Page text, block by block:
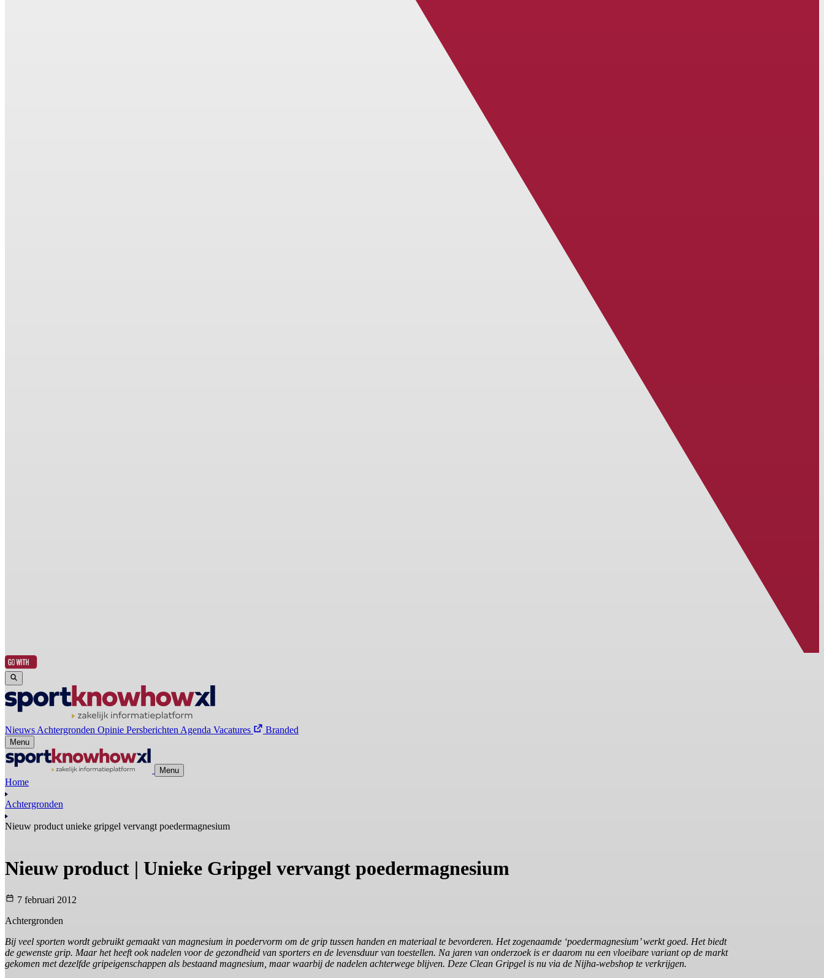
Nieuws Achtergronden Opinie Persberichten Agenda Vacatures Branded
Menu
Menu
Home
Achtergronden
Nieuw product unieke gripgel vervangt poedermagnesium
Nieuw product | Unieke Gripgel vervangt poedermagnesium
7 februari 2012
Achtergronden
Bij veel sporten wordt gebruikt gemaakt van magnesium in poedervorm om de grip tussen handen en materiaal te bevorderen. Het zogenaamde ‘poedermagnesium’ werkt goed. Het biedt
de gewenste grip. Maar het heeft ook nadelen voor de gezondheid van sporters en de levensduur van toestellen. Na jaren van onderzoek is er daarom nu een vloeibare variant op de markt
gekomen met dezelfde gripeigenschappen als bestaand magnesium, maar waarbij de nadelen achterwege blijven. Deze Clean Gripgel is nu via de Nijha-webshop te verkrijgen.